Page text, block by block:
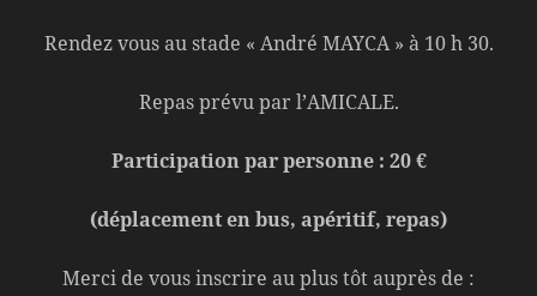
Rendez vous au stade « André MAYCA » à 10 h 30.
Repas prévu par l’AMICALE.
Participation par personne : 20 €
(déplacement en bus, apéritif, repas)
Merci de vous inscrire au plus tôt auprès de :